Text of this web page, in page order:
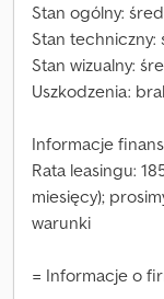
Stan ogólny:
Stan techniczny:
Stan wizualny:
Uszkodzenia:
Informacje
Rata leasingu:
miesięcy);
warunki
= Informacje o